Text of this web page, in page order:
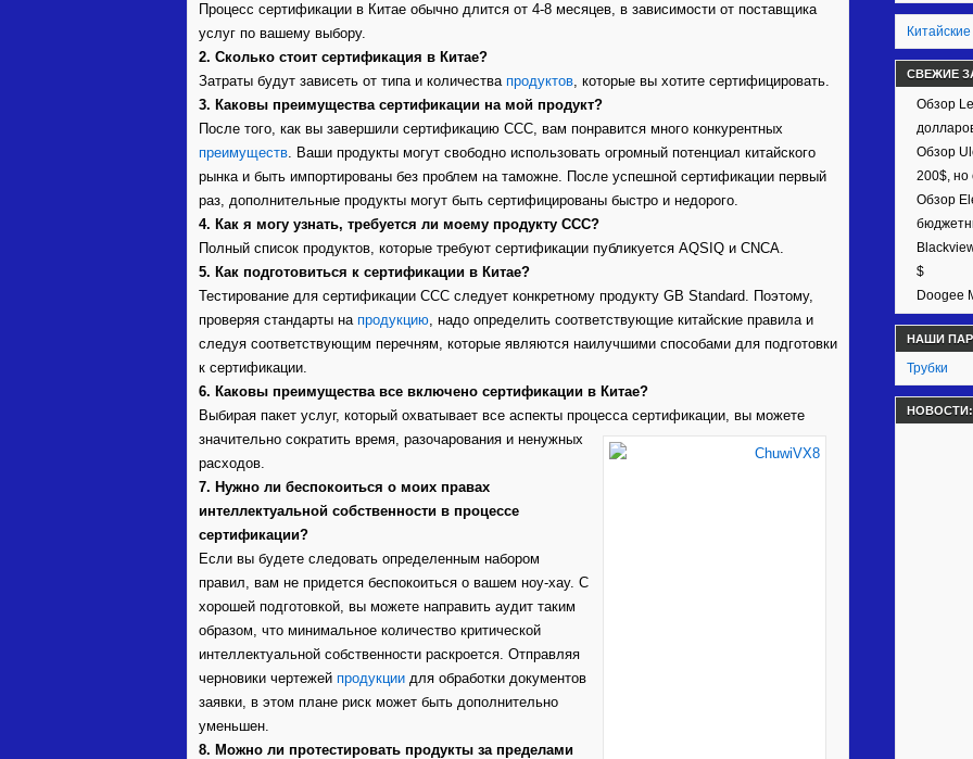
Процесс сертификации в Китае обычно длится от 4-8 месяцев, в зависимости от поставщика
услуг по вашему выбору.
2. Сколько стоит сертификация в Китае?
Затраты будут зависеть от типа и количества продуктов, которые вы хотите сертифицировать.
3. Каковы преимущества сертификации на мой продукт?
После того, как вы завершили сертификацию CCC, вам понравится много конкурентных
преимуществ. Ваши продукты могут свободно использовать огромный потенциал китайского
рынка и быть импортированы без проблем на таможне. После успешной сертификации первый
раз, дополнительные продукты могут быть сертифицированы быстро и недорого.
4. Как я могу узнать, требуется ли моему продукту CCC?
Полный список продуктов, которые требуют сертификации публикуется AQSIQ и CNCA.
5. Как подготовиться к сертификации в Китае?
Тестирование для сертификации CCC следует конкретному продукту GB Standard. Поэтому,
проверяя стандарты на продукцию, надо определить соответствующие китайские правила и
следуя соответствующим перечням, которые являются наилучшими способами для подготовки
к сертификации.
6. Каковы преимущества все включено сертификации в Китае?
Выбирая пакет услуг, который охватывает все аспекты процесса сертификации, вы можете
значительно сократить время, разочарования и ненужных
расходов.
7. Нужно ли беспокоиться о моих правах
интеллектуальной собственности в процессе
сертификации?
Если вы будете следовать определенным набором
правил, вам не придется беспокоиться о вашем ноу-хау. С
хорошей подготовкой, вы можете направить аудит таким
образом, что минимальное количество критической
интеллектуальной собственности раскроется. Отправляя
черновики чертежей продукции для обработки документов
заявки, в этом плане риск может быть дополнительно
уменьшен.
8. Можно ли протестировать продукты за пределами
СВЕЖИЕ
Обзор
Обзор
200$, но
Обзор
$
Doogee
НАШИ
Трубки
НОВОСТИ: